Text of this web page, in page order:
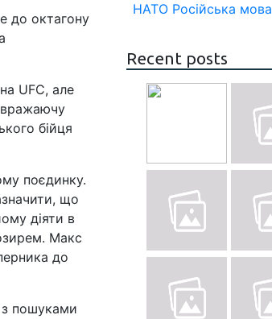
до октагону
UFC, але
бійця
поєдинку.
що
діяти в
Макс
до
з пошуками
НАТО Російська мова
Recent posts